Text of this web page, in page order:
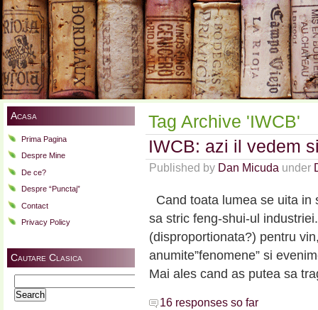
Acasa
Prima Pagina
Despre Mine
De ce?
Despre “Punctaj”
Contact
Privacy Policy
Cautare Clasica
for:
Tag Archive 'IWCB'
IWCB: azi il vedem
Published by Dan Micuda under
Cand toata lumea se uita in
sa stric feng-shui-ul
(disproportionata?) pentru
anumite”fenomene” si
Mai ales cand as putea sa
16 responses so far